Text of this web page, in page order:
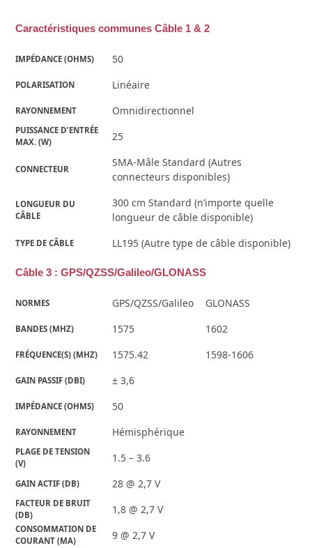
Caractéristiques communes Câble 1 & 2
IMPÉDANCE (OHMS) 50
POLARISATION Linéaire
RAYONNEMENT Omnidirectionnel
PUISSANCE D’ENTRÉE
MAX. (W)
25
CONNECTEUR
SMA-Mâle Standard (Autres
connecteurs disponibles)
LONGUEUR DU
CÂBLE
300 cm Standard (n’importe quelle
longueur de câble disponible)
TYPE DE CÂBLE LL195 (Autre type de câble disponible)
Câble 3 : GPS/QZSS/Galileo/GLONASS
NORMES GPS/QZSS/Galileo GLONASS
BANDES (MHZ) 1575 1602
FRÉQUENCE(S) (MHZ) 1575.42 1598-1606
GAIN PASSIF (DBI) ± 3,6
IMPÉDANCE (OHMS) 50
RAYONNEMENT Hémisphérique
PLAGE DE TENSION
(V)
1.5 – 3.6
GAIN ACTIF (DB) 28 @ 2,7 V
FACTEUR DE BRUIT
(DB)
1,8 @ 2,7 V
CONSOMMATION DE
COURANT (MA)
9 @ 2,7 V